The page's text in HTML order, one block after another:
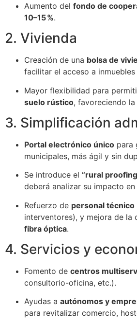
Aumento del fondo de
10–15 %.
2. Vivienda
Creación de una bolsa de
facilitar el acceso a
Mayor flexibilidad para
suelo rústico, favoreciendo
3. Simplificación
Portal electrónico único para
municipales, más ágil y sin
Se introduce el “rural
deberá analizar su impacto en
Refuerzo de personal técnico
interventores), y mejora de la
fibra óptica.
4. Servicios y
Fomento de centros
consultorio-oficina, etc.).
Ayudas a autónomos y
para revitalizar comercio,